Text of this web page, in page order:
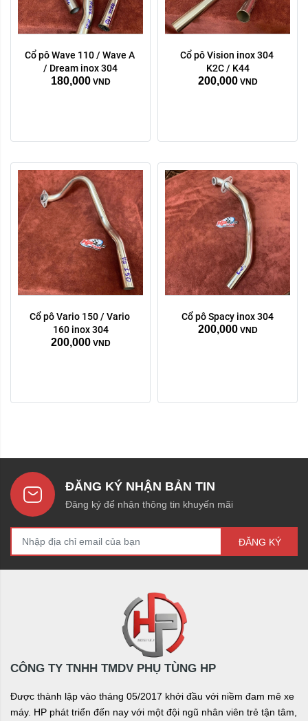
Cổ pô Wave 110 / Wave A
/ Dream inox 304
180,000 VND
Cổ pô Vision inox 304
K2C / K44
200,000 VND
Cổ pô Vario 150 / Vario
160 inox 304
200,000 VND
Cổ pô Spacy inox 304
200,000 VND
ĐĂNG KÝ NHẬN BẢN TIN
Đăng ký để nhận thông tin khuyến mãi
ĐĂNG KÝ
CÔNG TY TNHH TMDV PHỤ TÙNG HP
Được thành lập vào tháng 05/2017 khởi đầu với niềm đam mê xe
máy. HP phát triển đến nay với một đội ngũ nhân viên trẻ tận tâm,